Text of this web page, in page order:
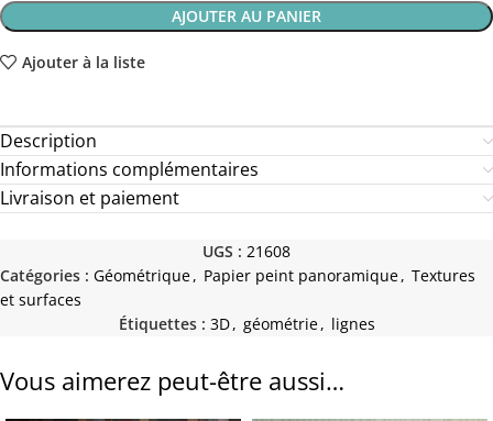
AJOUTER AU PANIER
Ajouter à la liste
Description
Informations complémentaires
Livraison et paiement
UGS : 21608
Catégories : Géométrique, Papier peint panoramique, Textures
et surfaces
Étiquettes : 3D, géométrie, lignes
Vous aimerez peut-être aussi…